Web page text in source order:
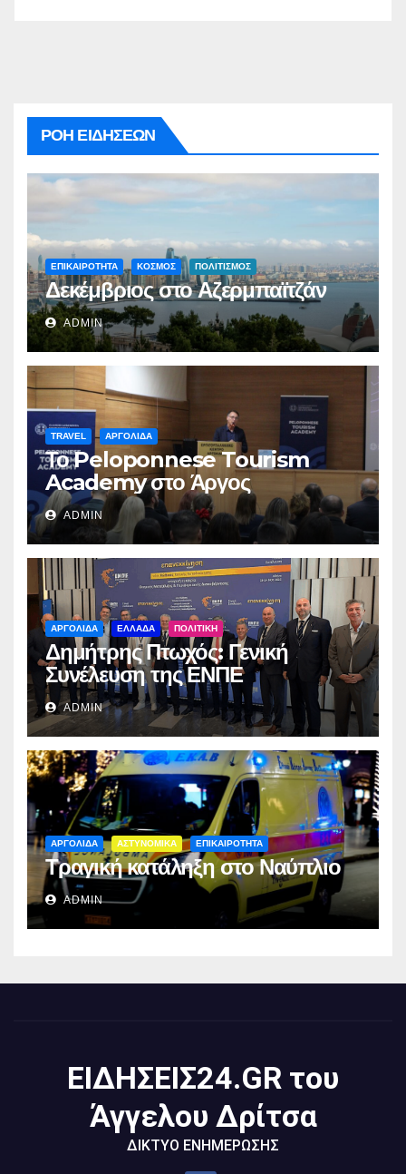
ΡΟΗ ΕΙΔΗΣΕΩΝ
ΕΠΙΚΑΙΡΟΤΗΤΑ ΚΟΣΜΟΣ ΠΟΛΙΤΙΣΜΟΣ
Δεκέμβριος στο Αζερμπαϊτζάν
ADMIN
TRAVEL ΑΡΓΟΛΙΔΑ
Το Peloponnese Tourism
Academy στο Άργος
ADMIN
ΑΡΓΟΛΙΔΑ ΕΛΛΑΔΑ ΠΟΛΙΤΙΚΗ
Δημήτρης Πτωχός: Γενική
Συνέλευση της ΕΝΠΕ
ADMIN
ΑΡΓΟΛΙΔΑ ΑΣΤΥΝΟΜΙΚΑ ΕΠΙΚΑΙΡΟΤΗΤΑ
Τραγική κατάληξη στο Ναύπλιο
ADMIN
ΕΙΔΗΣΕΙΣ24.GR του
Άγγελου Δρίτσα
ΔΙΚΤΥΟ ΕΝΗΜΕΡΩΣΗΣ